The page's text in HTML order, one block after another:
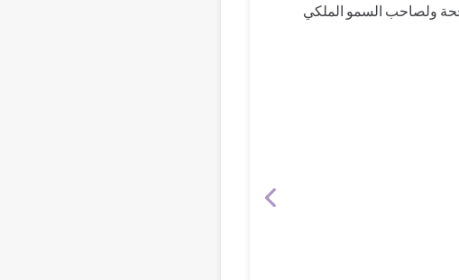
ولصاحب السمو الملكي